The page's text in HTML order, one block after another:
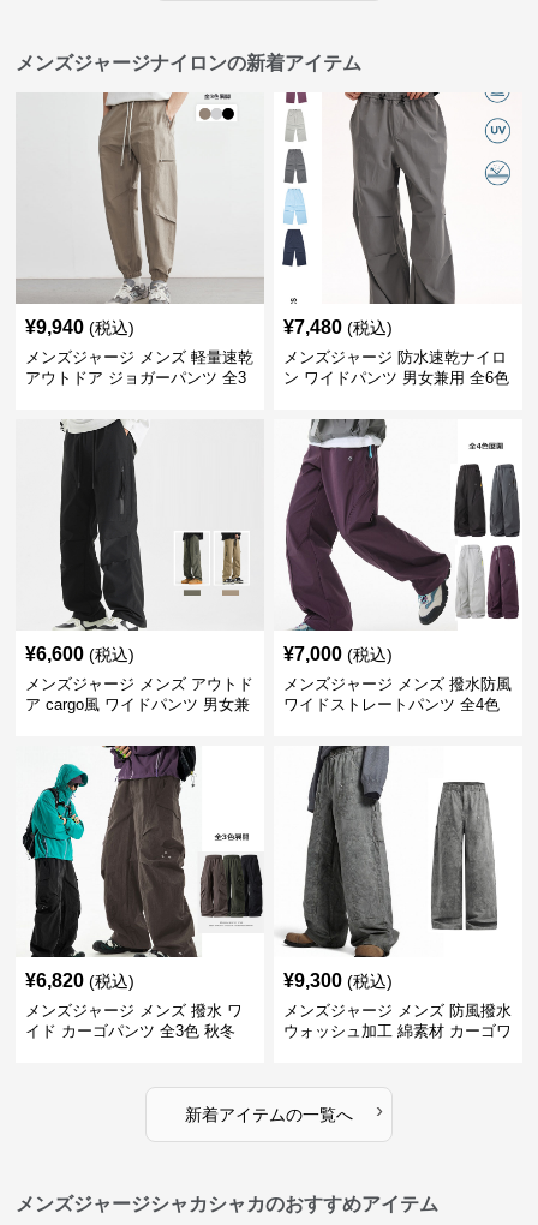
メンズジャージナイロンの新着アイテム
¥9,940 (税込)
メンズジャージ メンズ 軽量速乾
アウトドア ジョガーパンツ 全3
¥7,480 (税込)
メンズジャージ 防水速乾ナイロ
ン ワイドパンツ 男女兼用 全6色
¥6,600 (税込)
メンズジャージ メンズ アウトド
ア cargo風 ワイドパンツ 男女兼
¥7,000 (税込)
メンズジャージ メンズ 撥水防風
ワイドストレートパンツ 全4色
¥6,820 (税込)
メンズジャージ メンズ 撥水 ワ
イド カーゴパンツ 全3色 秋冬
¥9,300 (税込)
メンズジャージ メンズ 防風撥水
ウォッシュ加工 綿素材 カーゴワ
新着アイテムの一覧へ ›
メンズジャージシャカシャカのおすすめアイテム